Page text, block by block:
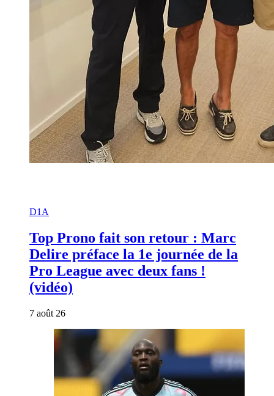
D1A
Top Prono fait son retour : Marc
Delire préface la 1e journée de la
Pro League avec deux fans !
(vidéo)
7 août 26